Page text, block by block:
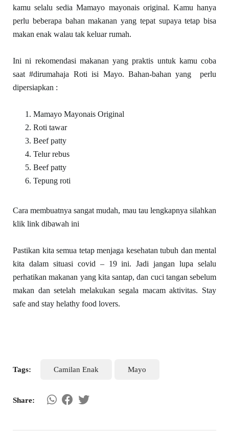
kamu selalu sedia Mamayo mayonais original. Kamu hanya
perlu beberapa bahan makanan yang tepat supaya tetap bisa
makan enak walau tak keluar rumah.
Ini ni rekomendasi makanan yang praktis untuk kamu coba
saat #dirumahaja Roti isi Mayo. Bahan-bahan yang perlu
dipersiapkan :
Mamayo Mayonais Original
Roti tawar
Beef patty
Telur rebus
Beef patty
Tepung roti
Cara membuatnya sangat mudah, mau tau lengkapnya silahkan
klik link dibawah ini
Pastikan kita semua tetap menjaga kesehatan tubuh dan mental
kita dalam situasi covid – 19 ini. Jadi jangan lupa selalu
perhatikan makanan yang kita santap, dan cuci tangan sebelum
makan dan setelah melakukan segala macam aktivitas. Stay
safe and stay helathy food lovers.
Tags: Camilan Enak Mayo
Share: